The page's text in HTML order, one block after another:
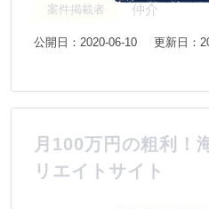
案件掲載者 仲介
公開日：2020-06-10 更新日：
月100万円の粗利！
リエイトサイト